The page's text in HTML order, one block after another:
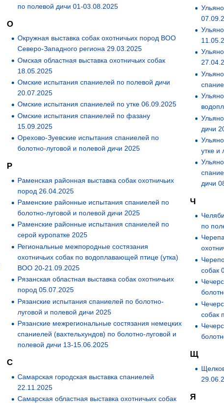
по полевой дичи 01-03.08.2025
О
Окружная выставка собак охотничьих пород ВОО
Северо-Западного региона 29.03.2025
Омская областная выставка охотничьих собак
18.05.2025
Омские испытания спаниелей по полевой дичи
20.07.2025
Омские испытания спаниелей по утке 06.09.2025
Омские испытания спаниелей по фазану
15.09.2025
Орехово-Зуевские испытания спаниелей по
болотно-луговой и полевой дичи 2025
Р
Раменская районная выставка собак охотничьих
пород 26.04.2025
Раменские районные испытания спаниелей по
болотно-луговой и полевой дичи 2025
Раменские районные испытания спаниелей по
серой куропатке 2025
Региональные межпородные состязания
охотничьих собак по водоплавающей птице (утка)
ВОО 20-21.09.2025
Рязанская областная выставка собак охотничьих
пород 05.07.2025
Рязанские испытания спаниелей по болотно-
луговой и полевой дичи 2025
Рязанские межрегиональные состязания немецких
спаниелей (вахтельхундов) по болотно-луговой и
полевой дичи 13-15.06.2025
С
Самарская городская выставка спаниелей
22.11.2025
Самарская областная выставка охотничьих собак
дичи
утке и
дичи
Ч
по
собак
собак
Щ
Я